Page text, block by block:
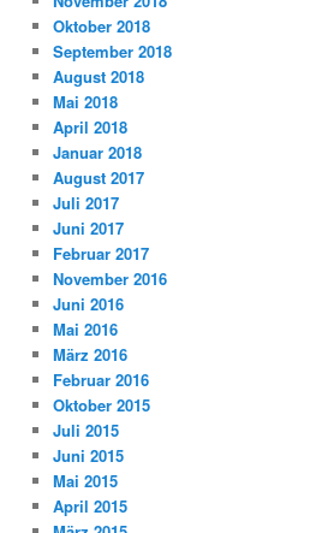
Oktober 2018
September 2018
August 2018
Mai 2018
April 2018
Januar 2018
August 2017
Juli 2017
Juni 2017
Februar 2017
November 2016
Juni 2016
Mai 2016
März 2016
Februar 2016
Oktober 2015
Juli 2015
Juni 2015
Mai 2015
April 2015